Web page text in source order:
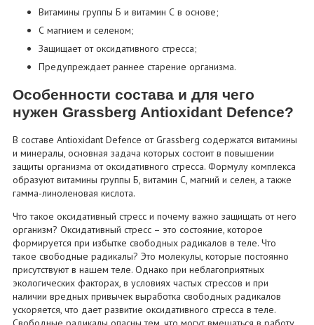
Витамины группы Б и витамин С в основе;
С магнием и селеном;
Защищает от оксидативного стресса;
Предупреждает раннее старение организма.
Особенности состава и для чего
нужен Grassberg Antioxidant Defence?
В составе Antioxidant Defence от Grassberg содержатся витамины
и минералы, основная задача которых состоит в повышении
защиты организма от оксидативного стресса. Формулу комплекса
образуют витамины группы Б, витамин С, магний и селен, а также
гамма-линоленовая кислота.
Что такое оксидативный стресс и почему важно защищать от него
организм? Оксидативный стресс – это состояние, которое
формируется при избытке свободных радикалов в теле. Что
такое свободные радикалы? Это молекулы, которые постоянно
присутствуют в нашем теле. Однако при неблагоприятных
экологических факторах, в условиях частых стрессов и при
наличии вредных привычек выработка свободных радикалов
ускоряется, что дает развитие оксидативного стресса в теле.